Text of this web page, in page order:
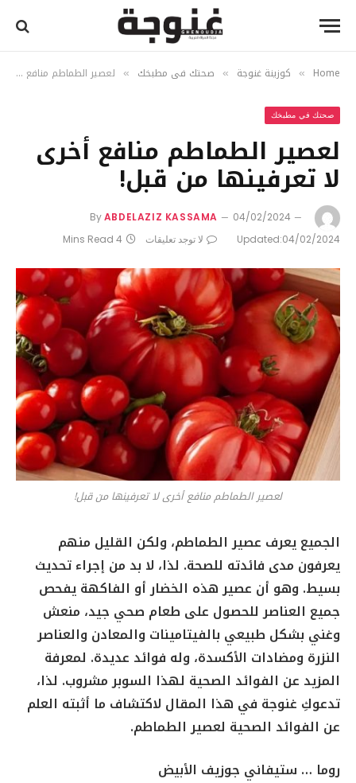
Home
» كوزينة غنوجة » صحتك في مطبخك » لعصير الطماطم منافع أخرى لا تعرفينها من قبل!
صحتك في مطبخك
لعصير الطماطم منافع أخرى
لا تعرفينها من قبل!
ByABDELAZIZ KASSAMA
04/02/2024
Updated:04/02/2024 لا توجد تعليقات 4 Mins Read
لعصير الطماطم منافع أخرى لا تعرفينها من قبل!
الجميع يعرف عصير الطماطم، ولكن القليل منهم
يعرفون مدى فائدته للصحة. لذا، لا بد من إجراء تحديث
بسيط. وهو أن عصير هذه الخضار أو الفاكهة يفحص
جميع العناصر للحصول على طعام صحي جيد، منعش
وغني بشكل طبيعي بالفيتامينات والمعادن والعناصر
النزرة ومضادات الأكسدة، وله فوائد عديدة. لمعرفة
المزيد عن الفوائد الصحية لهذا السوبر مشروب. لذا،
تدعوكِ غنوجة في هذا المقال لاكتشاف ما أثبته العلم
عن الفوائد الصحية لعصير الطماطم.
روما … ستيفاني جوزيف الأبيض